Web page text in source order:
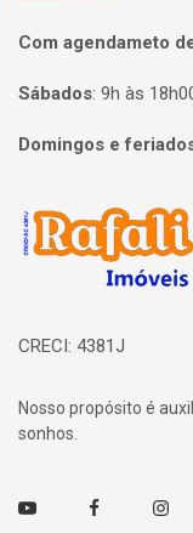
Com agendameto
Sábados: 9h às
Domingos e
Página inicial
CRECI: 4381J
Nosso propósito é
sonhos.
Youtube Facebook